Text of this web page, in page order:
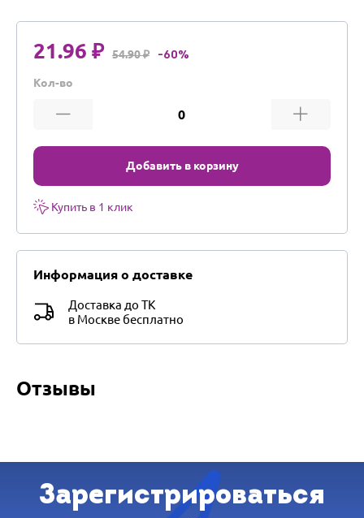
21.96 ₽ 54.90 ₽ -60%
Кол-во
Добавить в корзину
Купить в 1 клик
Информация о доставке
Доставка до ТК
в Москве бесплатно
Отзывы
Зарегистрироваться